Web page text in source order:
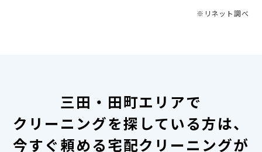
※リネット調べ
三田・田町エリアで
クリーニングを探している方は、
今すぐ頼める宅配クリーニングが